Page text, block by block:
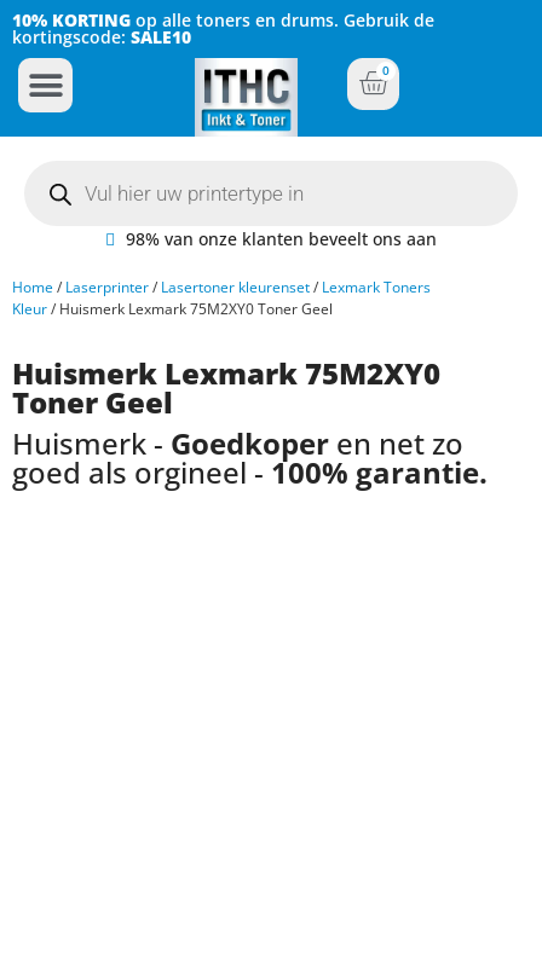
10% KORTING op alle toners en drums. Gebruik de
kortingscode: SALE10
0
98% van onze klanten beveelt ons aan
Home/ Laserprinter/ Lasertoner kleurenset/ Lexmark Toners
Kleur/ Huismerk Lexmark 75M2XY0 Toner Geel
Huismerk Lexmark 75M2XY0
Toner Geel
Huismerk - Goedkoper en net zo
goed als orgineel - 100% garantie.